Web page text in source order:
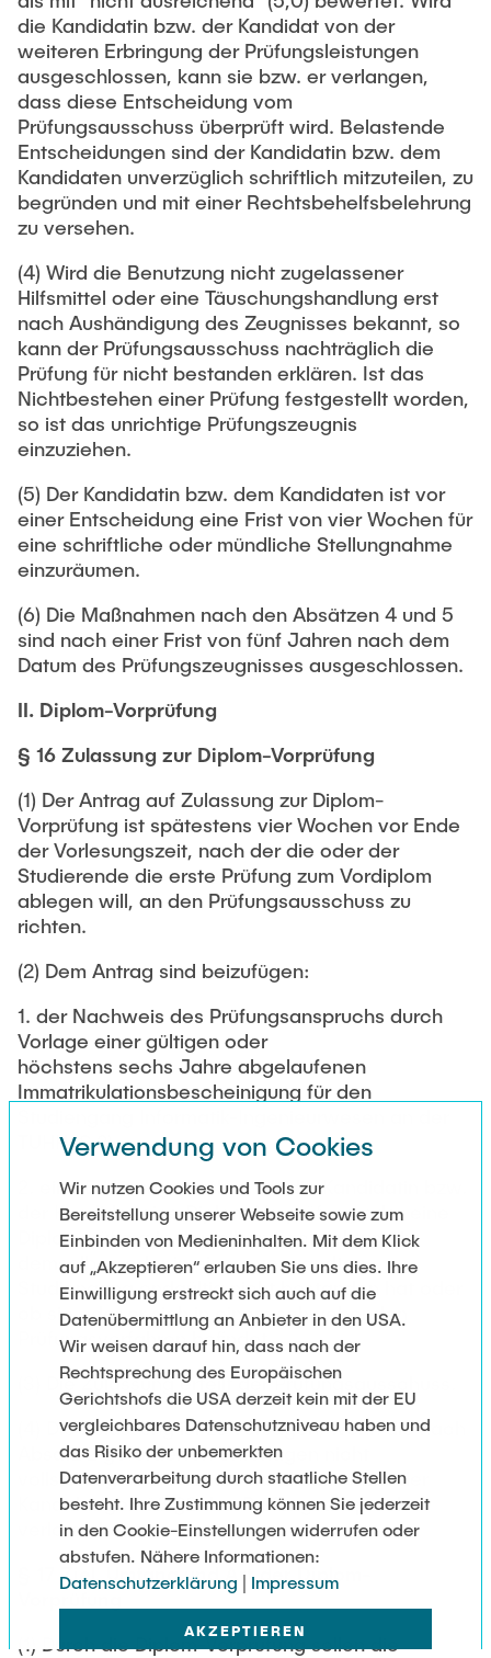
die Kandidatin bzw. der Kandidat von der
weiteren Erbringung der Prüfungsleistungen
ausgeschlossen, kann sie bzw. er verlangen,
dass diese Entscheidung vom
Prüfungsausschuss überprüft wird. Belastende
Entscheidungen sind der Kandidatin bzw. dem
Kandidaten unverzüglich schriftlich mitzuteilen, zu
begründen und mit einer Rechtsbehelfsbelehrung
zu versehen.
(4) Wird die Benutzung nicht zugelassener
Hilfsmittel oder eine Täuschungshandlung erst
nach Aushändigung des Zeugnisses bekannt, so
kann der Prüfungsausschuss nachträglich die
Prüfung für nicht bestanden erklären. Ist das
Nichtbestehen einer Prüfung festgestellt worden,
so ist das unrichtige Prüfungszeugnis
einzuziehen.
(5) Der Kandidatin bzw. dem Kandidaten ist vor
einer Entscheidung eine Frist von vier Wochen für
eine schriftliche oder mündliche Stellungnahme
einzuräumen.
(6) Die Maßnahmen nach den Absätzen 4 und 5
sind nach einer Frist von fünf Jahren nach dem
Datum des Prüfungszeugnisses ausgeschlossen.
II. Diplom-Vorprüfung
§ 16 Zulassung zur Diplom-Vorprüfung
(1) Der Antrag auf Zulassung zur Diplom-
Vorprüfung ist spätestens vier Wochen vor Ende
der Vorlesungszeit, nach der die oder der
Studierende die erste Prüfung zum Vordiplom
ablegen will, an den Prüfungsausschuss zu
richten.
(2) Dem Antrag sind beizufügen:
1. der Nachweis des Prüfungsanspruchs durch
Vorlage einer gültigen oder
höchstens sechs Jahre abgelaufenen
Immatrikulationsbescheinigung für den
TUHH (§ 2);
2. eine Erklärung darüber, ob die Kandidatin bzw.
der Kandidat eine Diplom-Vorprüfung oder eine
Diplomprüfung in derselben Fachrichtung in
demselben oder in einem verwandten
Studiengang endgültig nicht bestanden hat oder
ob sie oder er sich in einem schwebenden
Prüfungsverfahren befindet.
(3) Die Zulassung erteilt der Prüfungsausschuss.
(4) Die Zulassung ist zu versagen, wenn die nach
Absatz 2 geforderten Unterlagen nicht
vollständig sind oder die Kandidatin bzw. der
Kandidat gemäß §2 den Prüfungsanspruch
verloren hat.
§ 17 Ziel, Umfang und Art der Diplom-
(1) Durch die Diplom-Vorprüfung sollen die
Verwendung von Cookies
Wir nutzen Cookies und Tools zur
Bereitstellung unserer Webseite sowie zum
Einbinden von Medieninhalten. Mit dem Klick
auf „Akzeptieren“ erlauben Sie uns dies. Ihre
Einwilligung erstreckt sich auch auf die
Datenübermittlung an Anbieter in den USA.
Wir weisen darauf hin, dass nach der
Rechtsprechung des Europäischen
Gerichtshofs die USA derzeit kein mit der EU
vergleichbares Datenschutzniveau haben und
das Risiko der unbemerkten
Datenverarbeitung durch staatliche Stellen
besteht. Ihre Zustimmung können Sie jederzeit
in den Cookie-Einstellungen widerrufen oder
abstufen. Nähere Informationen:
Datenschutzerklärung | Impressum
AKZEPTIEREN